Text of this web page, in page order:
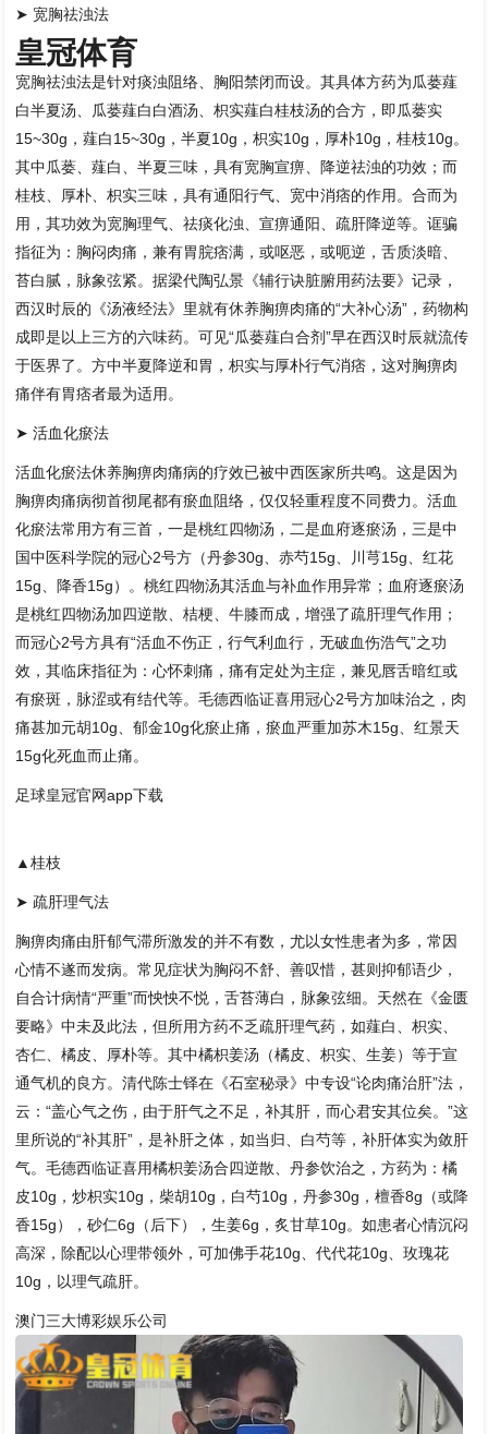
➤ 宽胸祛浊法
皇冠体育
宽胸祛浊法是针对痰浊阻络、胸阳禁闭而设。其具体方药为瓜蒌薤
白半夏汤、瓜蒌薤白白酒汤、枳实薤白桂枝汤的合方，即瓜蒌实
15~30g，薤白15~30g，半夏10g，枳实10g，厚朴10g，桂枝10g。
其中瓜蒌、薤白、半夏三味，具有宽胸宣痹、降逆祛浊的功效；而
桂枝、厚朴、枳实三味，具有通阳行气、宽中消痞的作用。合而为
用，其功效为宽胸理气、祛痰化浊、宣痹通阳、疏肝降逆等。诓骗
指征为：胸闷肉痛，兼有胃脘痞满，或呕恶，或呃逆，舌质淡暗、
苔白腻，脉象弦紧。据梁代陶弘景《辅行诀脏腑用药法要》记录，
西汉时辰的《汤液经法》里就有休养胸痹肉痛的“大补心汤”，药物构
成即是以上三方的六味药。可见“瓜蒌薤白合剂”早在西汉时辰就流传
于医界了。方中半夏降逆和胃，枳实与厚朴行气消痞，这对胸痹肉
痛伴有胃痞者最为适用。
➤ 活血化瘀法
活血化瘀法休养胸痹肉痛病的疗效已被中西医家所共鸣。这是因为
胸痹肉痛病彻首彻尾都有瘀血阻络，仅仅轻重程度不同费力。活血
化瘀法常用方有三首，一是桃红四物汤，二是血府逐瘀汤，三是中
国中医科学院的冠心2号方（丹参30g、赤芍15g、川芎15g、红花
15g、降香15g）。桃红四物汤其活血与补血作用异常；血府逐瘀汤
是桃红四物汤加四逆散、桔梗、牛膝而成，增强了疏肝理气作用；
而冠心2号方具有“活血不伤正，行气利血行，无破血伤浩气”之功
效，其临床指征为：心怀刺痛，痛有定处为主症，兼见唇舌暗红或
有瘀斑，脉涩或有结代等。毛德西临证喜用冠心2号方加味治之，肉
痛甚加元胡10g、郁金10g化瘀止痛，瘀血严重加苏木15g、红景天
15g化死血而止痛。
足球皇冠官网app下载
▲桂枝
➤ 疏肝理气法
胸痹肉痛由肝郁气滞所激发的并不有数，尤以女性患者为多，常因
心情不遂而发病。常见症状为胸闷不舒、善叹惜，甚则抑郁语少，
自合计病情“严重”而怏怏不悦，舌苔薄白，脉象弦细。天然在《金匮
要略》中未及此法，但所用方药不乏疏肝理气药，如薤白、枳实、
杏仁、橘皮、厚朴等。其中橘枳姜汤（橘皮、枳实、生姜）等于宣
通气机的良方。清代陈士铎在《石室秘录》中专设“论肉痛治肝”法，
云：“盖心气之伤，由于肝气之不足，补其肝，而心君安其位矣。”这
里所说的“补其肝”，是补肝之体，如当归、白芍等，补肝体实为敛肝
气。毛德西临证喜用橘枳姜汤合四逆散、丹参饮治之，方药为：橘
皮10g，炒枳实10g，柴胡10g，白芍10g，丹参30g，檀香8g（或降
香15g），砂仁6g（后下），生姜6g，炙甘草10g。如患者心情沉闷
高深，除配以心理带领外，可加佛手花10g、代代花10g、玫瑰花
10g，以理气疏肝。
澳门三大博彩娱乐公司